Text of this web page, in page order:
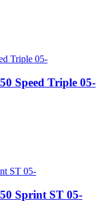
Speed Triple 05-
Sprint ST 05-